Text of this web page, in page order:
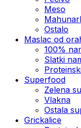
Meso
Ostalo
Maslac od
100%
Slatki
Superfood
Zelena
Vlakna
Ostala
Grickalice